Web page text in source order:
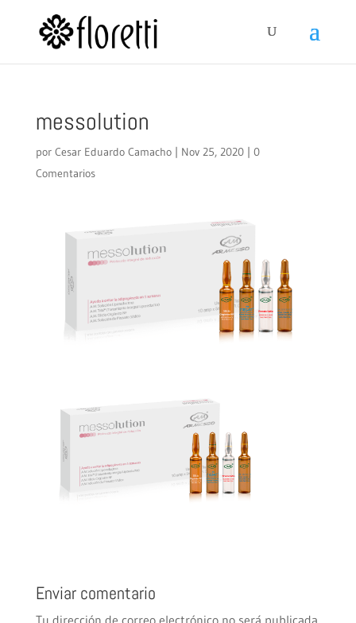
messolution
por Cesar Eduardo Camacho| Nov 25, 2020| 0
Comentarios
Enviar comentario
Tu dirección de correo electrónico no será publicada.